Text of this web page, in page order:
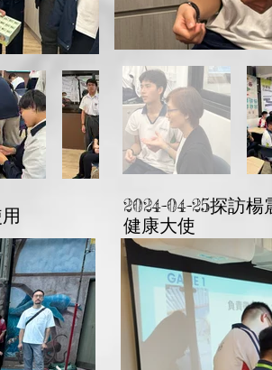
2024-04-25探訪
健康大使